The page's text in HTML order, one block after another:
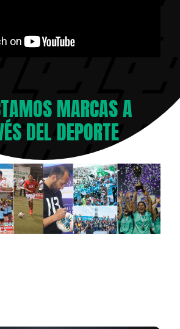
MARCAS A
DEL DEPORTE